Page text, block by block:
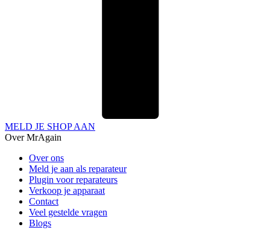
MELD JE SHOP AAN
Over MrAgain
Over ons
Meld je aan als reparateur
Plugin voor reparateurs
Verkoop je apparaat
Contact
Veel gestelde vragen
Blogs